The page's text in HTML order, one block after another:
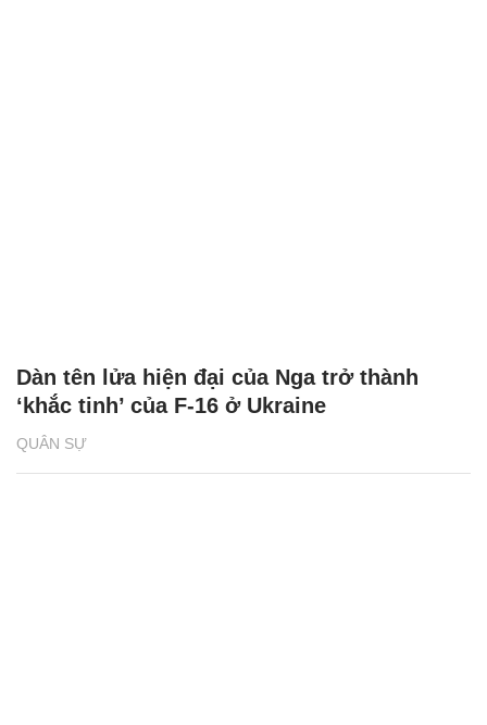
QUÂN SỰ
Dàn tên lửa hiện đại của Nga trở thành
‘khắc tinh’ của F-16 ở Ukraine